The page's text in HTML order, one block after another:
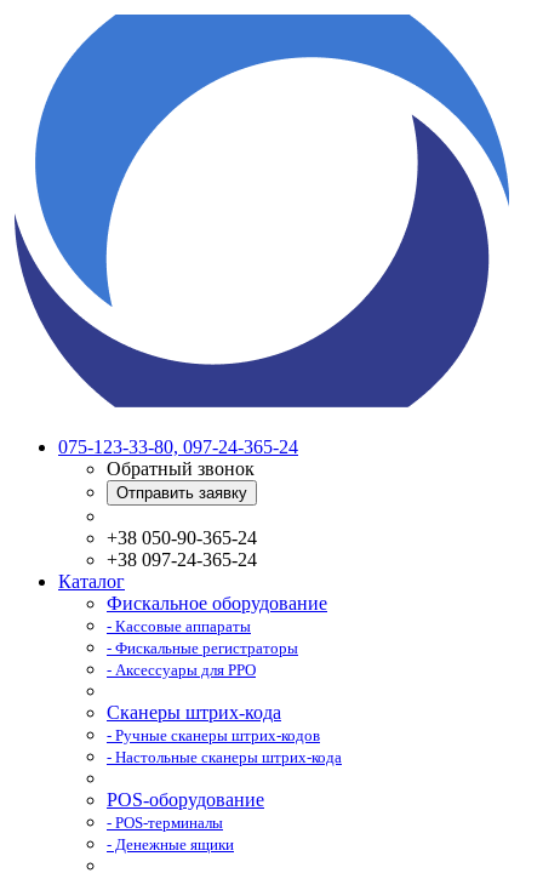
075-123-33-80, 097-24-365-24
Обратный звонок
Отправить заявку
+38 050-90-365-24
+38 097-24-365-24
Каталог
Фискальное оборудование
- Кассовые аппараты
- Фискальные регистраторы
- Аксессуары для РРО
Сканеры штрих-кода
- Ручные сканеры штрих-кодов
- Настольные сканеры штрих-кода
POS-оборудование
- POS-терминалы
- Денежные ящики